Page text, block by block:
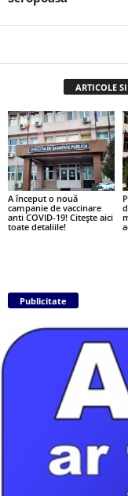
ARTICOLE
A început o nouă
campanie de vaccinare
anti COVID-19! Citește aici
toate detaliile!
Publicitate